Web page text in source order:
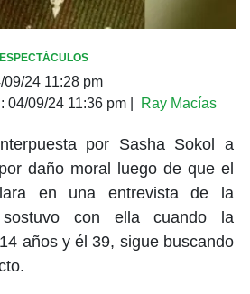
ESPECTÁCULOS
09/24 11:28 pm
04/09/24 11:36 pm| Ray Macías
por Sasha Sokol a
daño moral luego de que el
en una entrevista de la
con ella cuando la
años y él 39, sigue buscando